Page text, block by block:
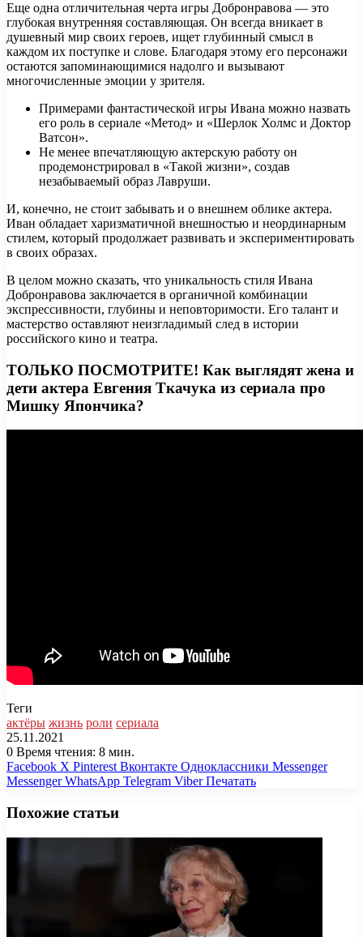
Еще одна отличительная черта игры Добронравова — это
глубокая внутренняя составляющая. Он всегда вникает в
душевный мир своих героев, ищет глубинный смысл в
каждом их поступке и слове. Благодаря этому его персонажи
остаются запоминающимися надолго и вызывают
многочисленные эмоции у зрителя.
Примерами фантастической игры Ивана можно назвать
его роль в сериале «Метод» и «Шерлок Холмс и Доктор
Ватсон».
Не менее впечатляющую актерскую работу он
продемонстрировал в «Такой жизни», создав
незабываемый образ Лавруши.
И, конечно, не стоит забывать и о внешнем облике актера.
Иван обладает харизматичной внешностью и неординарным
стилем, который продолжает развивать и экспериментировать
в своих образах.
В целом можно сказать, что уникальность стиля Ивана
Добронравова заключается в органичной комбинации
экспрессивности, глубины и неповторимости. Его талант и
мастерство оставляют неизгладимый след в истории
российского кино и театра.
ТОЛЬКО ПОСМОТРИТЕ! Как выглядят жена и
дети актера Евгения Ткачука из сериала про
Мишку Япончика?
Теги
актёры жизнь роли сериала
25.11.2021
0 Время чтения: 8 мин.
Facebook X Pinterest Вконтакте Одноклассники Messenger
Messenger WhatsApp Telegram Viber Печатать
Похожие статьи